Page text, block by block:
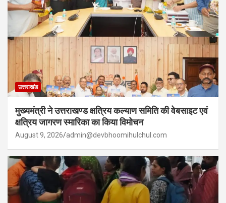
उत्तराखंड
मुख्यमंत्री ने उत्तराखण्ड क्षत्रिय कल्याण समिति की वेबसाइट एवं
क्षत्रिय जागरण स्मारिका का किया विमोचन
August 9, 2026 admin@devbhoomihulchul.com